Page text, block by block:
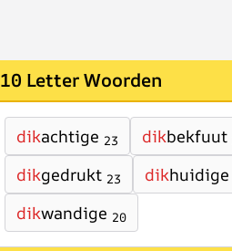
10 Letter Woorden
dikachtige 23 dikbekfuut
dikgedrukt 23 dikhuidige
dikwandige 20